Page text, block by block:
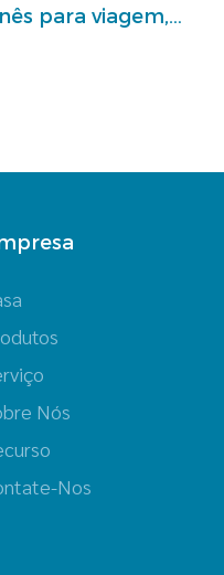
para viagem,
Nós
Nos